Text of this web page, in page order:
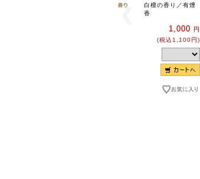
白檀の香り／有煙
香
1,000
円
(税込1,100円)